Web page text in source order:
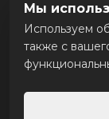
+375 222 403417
Пн-Пт.: 9.00 -
Мы
Используем
также с